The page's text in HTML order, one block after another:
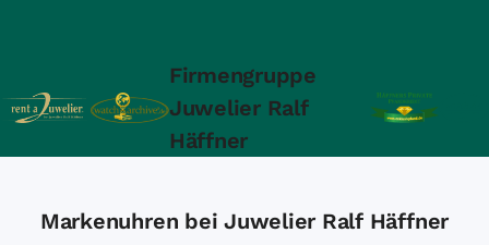
Firmengruppe
Juwelier Ralf
Häffner
Markenuhren bei Juwelier Ralf Häffner